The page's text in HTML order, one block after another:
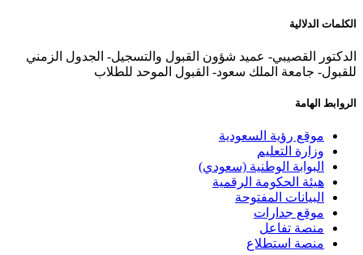
الكلمات الدلالية
الدكتور القصيبي- عميد شؤون القبول والتسجيل- الجدول الزمني
للقبول- جامعة الملك سعود- القبول الموحد للطلاب
الروابط الهامة
موقع رؤية السعودية
وزارة التعليم
البوابة الوطنية (سعودي)
هيئة الحكومة الرقمية
البيانات المفتوحة
موقع جدارات
منصة تفاعل
منصة استطلاع